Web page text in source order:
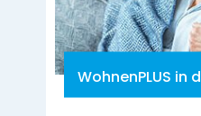
WohnenPLUS in